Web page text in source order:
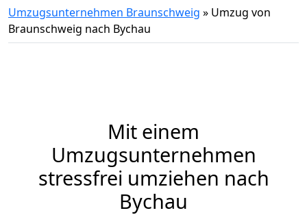
Umzugsunternehmen Braunschweig » Umzug von
Braunschweig nach Bychau
Mit einem
Umzugsunternehmen
stressfrei umziehen nach
Bychau